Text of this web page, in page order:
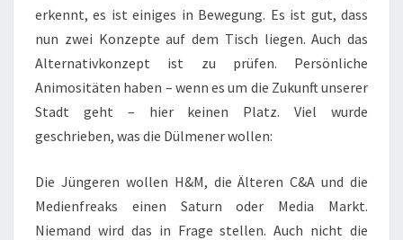
erkennt, es ist einiges in Bewegung. Es ist gut, dass
nun zwei Konzepte auf dem Tisch liegen. Auch das
Alternativkonzept ist zu prüfen. Persönliche
Animositäten haben – wenn es um die Zukunft unserer
Stadt geht – hier keinen Platz. Viel wurde
geschrieben, was die Dülmener wollen:
Die Jüngeren wollen H&M, die Älteren C&A und die
Medienfreaks einen Saturn oder Media Markt.
Niemand wird das in Frage stellen. Auch nicht die